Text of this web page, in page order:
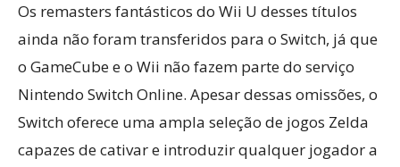
Os remasters fantásticos do Wii U desses títulos
ainda não foram transferidos para o Switch, já que
o GameCube e o Wii não fazem parte do serviço
Nintendo Switch Online. Apesar dessas omissões, o
Switch oferece uma ampla seleção de jogos Zelda
capazes de cativar e introduzir qualquer jogador a